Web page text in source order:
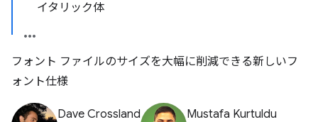
イタリック体
フォント ファイルのサイズを大幅に削減できる新しいフ
ォント仕様
Dave Crossland Mustafa Kurtuldu